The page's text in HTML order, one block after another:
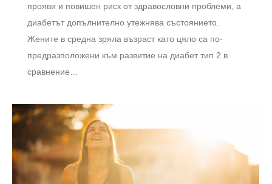
прояви и повишен риск от здравословни проблеми, а
диабетът допълнително утежнява състоянието.
Жените в средна зряла възраст като цяло са по-
предразположени към развитие на диабет тип 2 в
сравнение…